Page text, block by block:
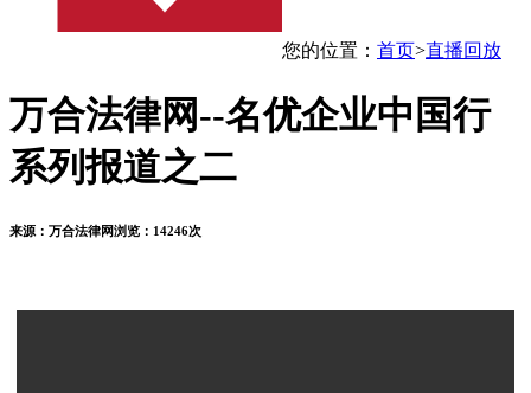
您的位置： 首页>直播回放
万合法律网--名优企业中国行
系列报道之二
来源：万合法律网浏览：14246次